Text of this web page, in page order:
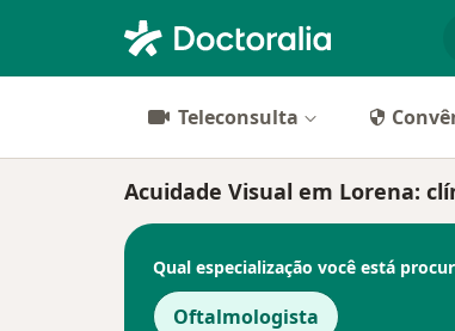
Teleconsulta
Acuidade Visual em Lorena:
Qual especialização você está
Oftalmologista